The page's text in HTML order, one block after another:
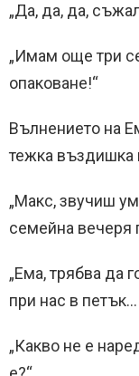
„Да, да, да,
„Имам още три
опаковане!“
Вълнението на
тежка въздишка
„Макс, звучиш
семейна вечеря
„Ема, трябва да
при нас в
„Какво не е